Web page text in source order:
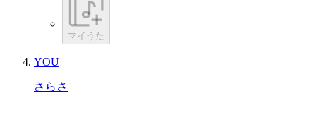
マイうた
YOU
さらさ